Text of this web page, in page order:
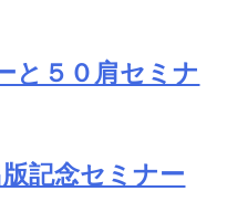
と５０肩セミナ
記念セミナー